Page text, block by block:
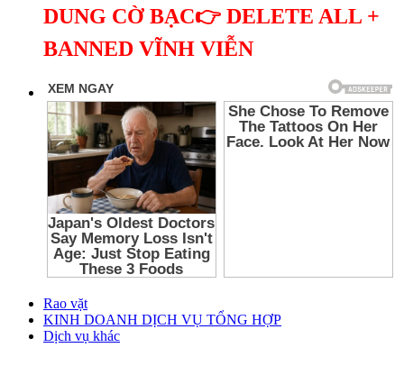
DUNG CỜ BẠC👉 DELETE ALL +
BANNED VĨNH VIỄN
Rao vặt
KINH DOANH DỊCH VỤ TỔNG HỢP
Dịch vụ khác